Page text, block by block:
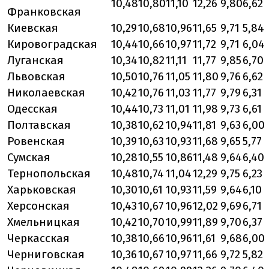
Франковская
10,4810,8011,10 12,26 9,806,62
Киевская
10,2910,6810,9611,65 9,71 5,84
Кировоградская
10,4410,6610,9711,72 9,71 6,04
Луганская
10,3410,8211,11 11,77 9,856,70
Львовская
10,5010,7611,05 11,80 9,76 6,62
Николаевская
10,4210,7611,03 11,77 9,79 6,31
Одесская
10,4410,73 11,01 11,98 9,73 6,61
Полтавская
10,3810,6210,9411,81 9,63 6,00
Ровенская
10,3910,6310,9311,68 9,655,77
Сумская
10,2810,55 10,8611,48 9,646,40
Тернопольская
10,4810,7411,0412,29 9,75 6,23
Харьковская
10,3010,61 10,9311,59 9,646,10
Херсонская
10,4310,6710,9612,02 9,696,71
Хмельницкая
10,4210,7010,9911,89 9,706,37
Черкасская
10,3810,6610,9611,61 9,686,00
Черниговская
10,3610,6710,9711,66 9,72 5,82